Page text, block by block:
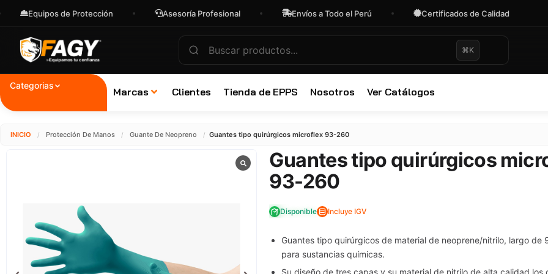
de Protección Asesoría Profesional Envíos a Todo el Perú Certificados de Calidad
⌘K
Categorias
Marcas Clientes Tienda de EPPS Nosotros Ver Catálogos
INICIO / Protección De Manos / Guante De Neopreno / Guantes tipo quirúrgicos microflex 93-260
Guantes tipo quirúrgicos
93-260
Disponible Incluye IGV
Guantes tipo quirúrgicos de material de neoprene/nitrilo, largo de
para sustancias químicas.
Su diseño de tres capas y su material de nitrilo de alta calidad los